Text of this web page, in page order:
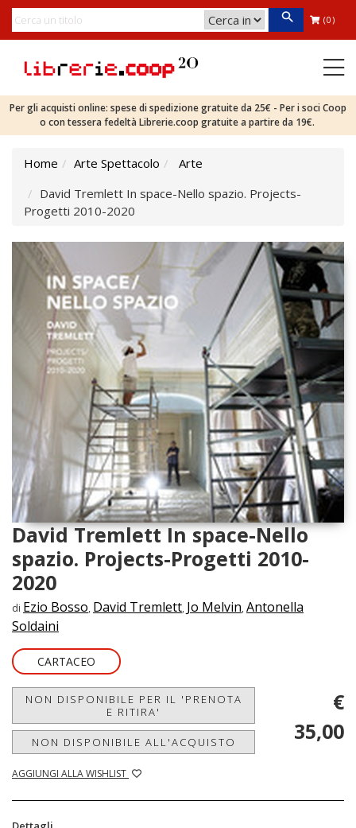
(0)
Per gli acquisti online: spese di spedizione gratuite da 25€ - Per i soci Coop
o con tessera fedeltà Librerie.coop gratuite a partire da 19€.
Home Arte Spettacolo
Arte
David Tremlett In space-Nello spazio. Projects-
Progetti 2010-2020
David Tremlett In space-Nello
spazio. Projects-Progetti 2010-
2020
di Ezio Bosso, David Tremlett, Jo Melvin, Antonella
Soldaini
CARTACEO
NON DISPONIBILE PER IL 'PRENOTA
E RITIRA'
NON DISPONIBILE ALL'ACQUISTO
AGGIUNGI ALLA WISHLIST
€
35,00